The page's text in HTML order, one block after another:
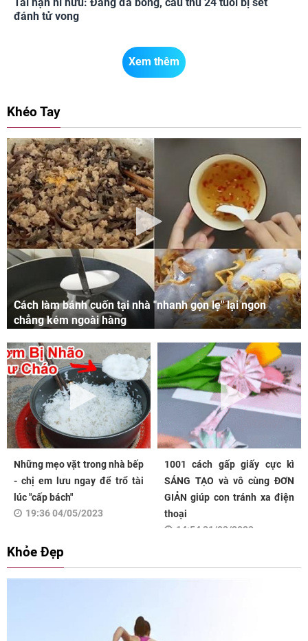
đánh tử vong
Xem thêm
Khéo Tay
Cách làm bánh cuốn tại nhà "nhanh gọn lẹ" lại ngon
chẳng kém ngoài hàng
Những mẹo vặt trong nhà bếp
- chị em lưu ngay để trổ tài
lúc "cấp bách"
19:36 04/05/2023
1001 cách gấp giấy cực kì
SÁNG TẠO và vô cùng ĐƠN
GIẢN giúp con tránh xa điện
thoại
14:54 31/03/2023
Khỏe Đẹp